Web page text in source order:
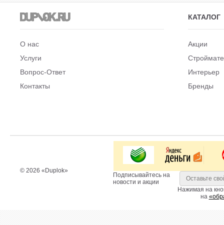
КАТАЛОГ
О нас
Услуги
Вопрос-Ответ
Контакты
Акции
Интерьер
Бренды
© 2026 «Duplok»
Подписывайтесь на
новости и акции
Нажимая на
на